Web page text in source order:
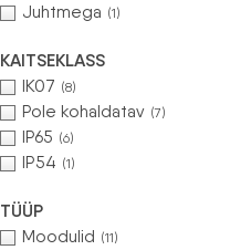
Juhtmega (1)
KAITSEKLASS
IK07 (8)
Pole kohaldatav (7)
IP65 (6)
IP54 (1)
TÜÜP
Moodulid (11)